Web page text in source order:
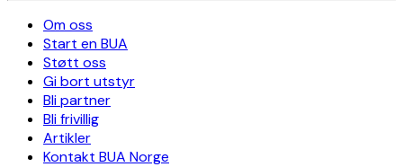
Om oss
Start en BUA
Støtt oss
Gi bort utstyr
Bli partner
Bli frivillig
Artikler
Kontakt BUA Norge